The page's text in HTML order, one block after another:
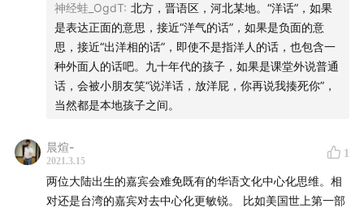
現代中國的科學、醫療，與「性」的轉變》），「亞洲學
者國際會議」(International Convention of Asia
Scholars）人文學科 2019 年書獎，Bonnie and Vern L.
Bullough Book Award, Society for the Scientific Study
of Sexuality, 2020 性學研究學會書獎）
Chiang, H., & Wong, A. K. (Eds.). (2020).
Keywords in
Queer Sinophone Studies . London: Routledge. （《華
語酷兒研究關鍵詞》）
神经蛙_OgdT: 北方，晋语区，河北某地。“洋话”，如果
是表达正面的意思，接近“洋气的话”，如果是负面的意
思，接近“出洋相的话”，即使不是指洋人的话，也包含一
种外面人的话吧。九十年代的孩子，如果是课堂外说普通
话，会被小朋友笑“说洋话，放洋屁，你再说我揍死你”，
当然都是本地孩子之间。
晨煊-
2021.3.15
1
两位大陆出生的嘉宾会难免既有的华语文化中心化思维。相
对还是台湾的嘉宾对去中心化更敏锐。 比如美国世上第一部